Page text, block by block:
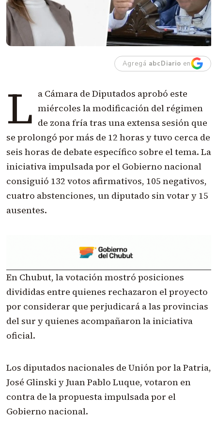
Agregá abcDiario en
L a Cámara de Diputados aprobó este
miércoles la modificación del régimen
de zona fría tras una extensa sesión que
se prolongó por más de 12 horas y tuvo cerca de
seis horas de debate específico sobre el tema. La
iniciativa impulsada por el Gobierno nacional
consiguió 132 votos afirmativos, 105 negativos,
cuatro abstenciones, un diputado sin votar y 15
ausentes.
En Chubut, la votación mostró posiciones
divididas entre quienes rechazaron el proyecto
por considerar que perjudicará a las provincias
del sur y quienes acompañaron la iniciativa
oficial.
Los diputados nacionales de Unión por la Patria,
José Glinski y Juan Pablo Luque, votaron en
contra de la propuesta impulsada por el
Gobierno nacional.